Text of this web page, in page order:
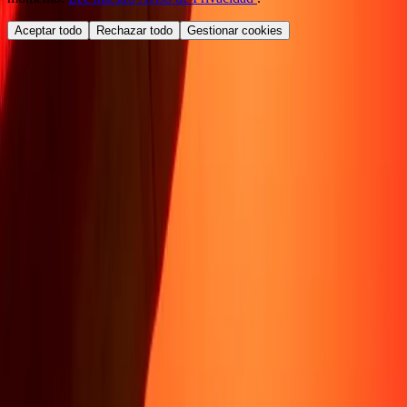
Aceptar todo Rechazar todo Gestionar cookies